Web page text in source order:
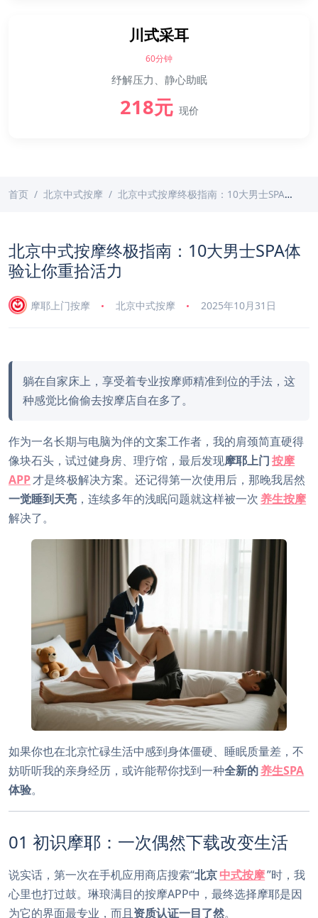
川式采耳
60分钟
纾解压力、静心助眠
218元 现价
首页 北京中式按摩 北京中式按摩终极指南：10大男士SPA体验让你重拾活力
北京中式按摩终极指南：10大男士SPA体
验让你重拾活力
摩耶上门按摩 北京中式按摩 2025年10月31日
躺在自家床上，享受着专业按摩师精准到位的手法，这
种感觉比偷偷去按摩店自在多了。
作为一名长期与电脑为伴的文案工作者，我的肩颈简直硬得
像块石头，试过健身房、理疗馆，最后发现摩耶上门按摩
APP才是终极解决方案。还记得第一次使用后，那晚我居然
一觉睡到天亮 ，连续多年的浅眠问题就这样被一次养生按摩
解决了。
如果你也在北京忙碌生活中感到身体僵硬、睡眠质量差，不
妨听听我的亲身经历，或许能帮你找到一种全新的养生SPA
体验。
01 初识摩耶：一次偶然下载改变生活
说实话，第一次在手机应用商店搜索“北京中式按摩”时，我
心里也打过鼓。琳琅满目的按摩APP中，最终选择摩耶是因
为它的界面最专业，而且 资质认证一目了然。